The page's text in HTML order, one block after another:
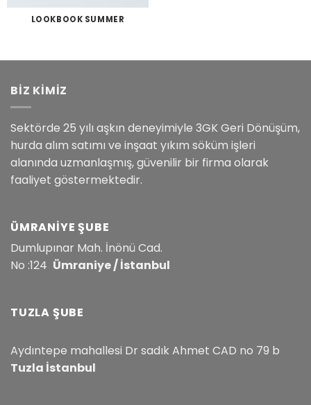
LOOKBOOK SUMMER
BİZ KİMİZ
Sektörde 25 yılı aşkın deneyimiyle 3GK Geri Dönüşüm,
hurda alım satımı ve inşaat yıkım söküm işleri
alanında uzmanlaşmış, güvenilir bir firma olarak
faaliyet göstermektedir.
ÜMRANIYE ŞUBE
Dumlupınar Mah. İnönü Cad.
No :124 Ümraniye / İstanbul
TUZLA ŞUBE
Aydıntepe mahallesi Dr sadık Ahmet CAD no 79 b
Tuzla İstanbul